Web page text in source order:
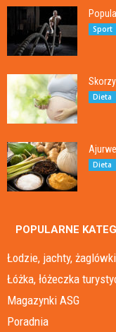
Sport
Dieta
Dieta
POPULARNE
Łodzie, jachty, żaglówki
Łóżka, łóżeczka
Magazynki ASG
Poradnia